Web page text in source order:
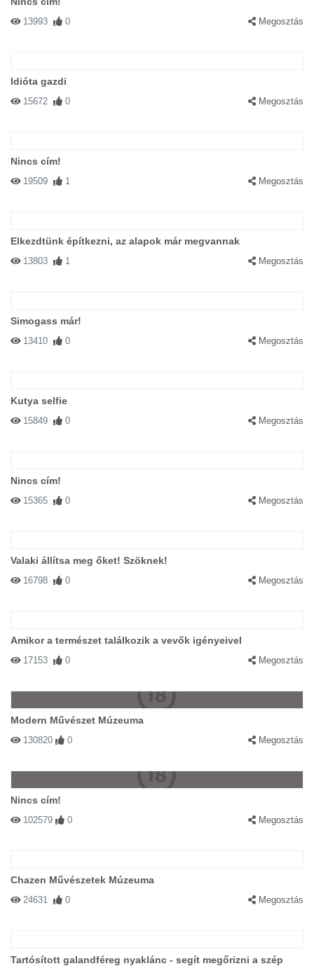
13993 0 Megosztás
Idióta gazdi
15672 0 Megosztás
Nincs cím!
19509 1 Megosztás
Elkezdtünk építkezni, az alapok már megvannak
13803 1 Megosztás
Simogass már!
13410 0 Megosztás
Kutya selfie
15849 0 Megosztás
Nincs cím!
15365 0 Megosztás
Valaki állítsa meg őket! Szöknek!
16798 0 Megosztás
Amikor a természet találkozik a vevők igényeivel
17153 0 Megosztás
Modern Művészet Múzeuma
130820 0 Megosztás
Nincs cím!
102579 0 Megosztás
Chazen Művészetek Múzeuma
24631 0 Megosztás
Tartósított galandféreg nyaklánc - segít megőrizni a szép